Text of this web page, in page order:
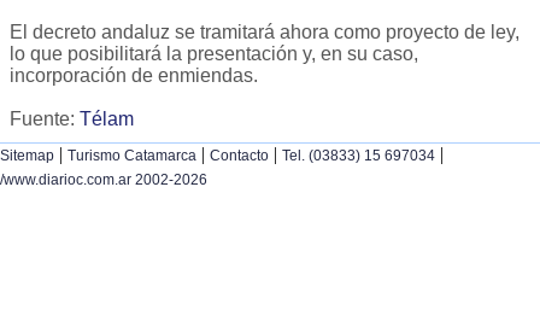
El decreto andaluz se tramitará ahora como proyecto de ley,
lo que posibilitará la presentación y, en su caso,
incorporación de enmiendas.
Fuente: Télam
Sitemap | Turismo Catamarca | Contacto | Tel. (03833) 15 697034 |
/www.diarioc.com.ar 2002-2026